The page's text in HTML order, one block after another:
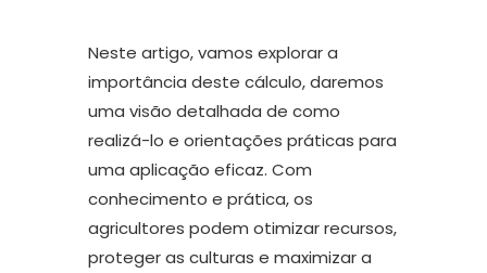
Neste artigo, vamos explorar a
importância deste cálculo, daremos
uma visão detalhada de como
realizá-lo e orientações práticas para
uma aplicação eficaz. Com
conhecimento e prática, os
agricultores podem otimizar recursos,
proteger as culturas e maximizar a